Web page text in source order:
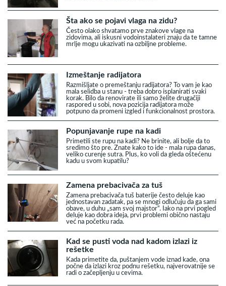
Šta ako se pojavi vlaga na zidu?
Često olako shvatamo prve znakove vlage na
zidovima, ali iskusni vodoinstalateri znaju da te tamne
mrlje mogu ukazivati na ozbiljne probleme.
Izmeštanje radijatora
Razmišljate o premeštanju radijatora? To vam je kao
mala selidba u stanu - treba dobro isplanirati svaki
korak. Bilo da renovirate ili samo želite drugačiji
raspored u sobi, nova pozicija radijatora može
potpuno da promeni izgled i funkcionalnost prostora.
Popunjavanje rupe na kadi
Primetili ste rupu na kadi? Ne brinite, ali bolje da to
sredimo što pre. Znate kako to ide - mala rupa danas,
veliko curenje sutra. Plus, ko voli da gleda oštećenu
kadu u svom kupatilu?
Zamena prebacivača za tuš
Zamena prebacivača tuš baterije često deluje kao
jednostavan zadatak, pa se mnogi odlučuju da ga sami
obave, u duhu „sam svoj majstor“. Iako na prvi pogled
deluje kao dobra ideja, prvi problemi obično nastaju
već na početku rada.
Kad se pusti voda nad kadom izlazi iz
rešetke
Kada primetite da, puštanjem vode iznad kade, ona
počne da izlazi kroz podnu rešetku, najverovatnije se
radi o začepljenju u cevima.